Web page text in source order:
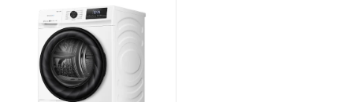
Kondenzační nádržka, Možnost
napojení odpadu